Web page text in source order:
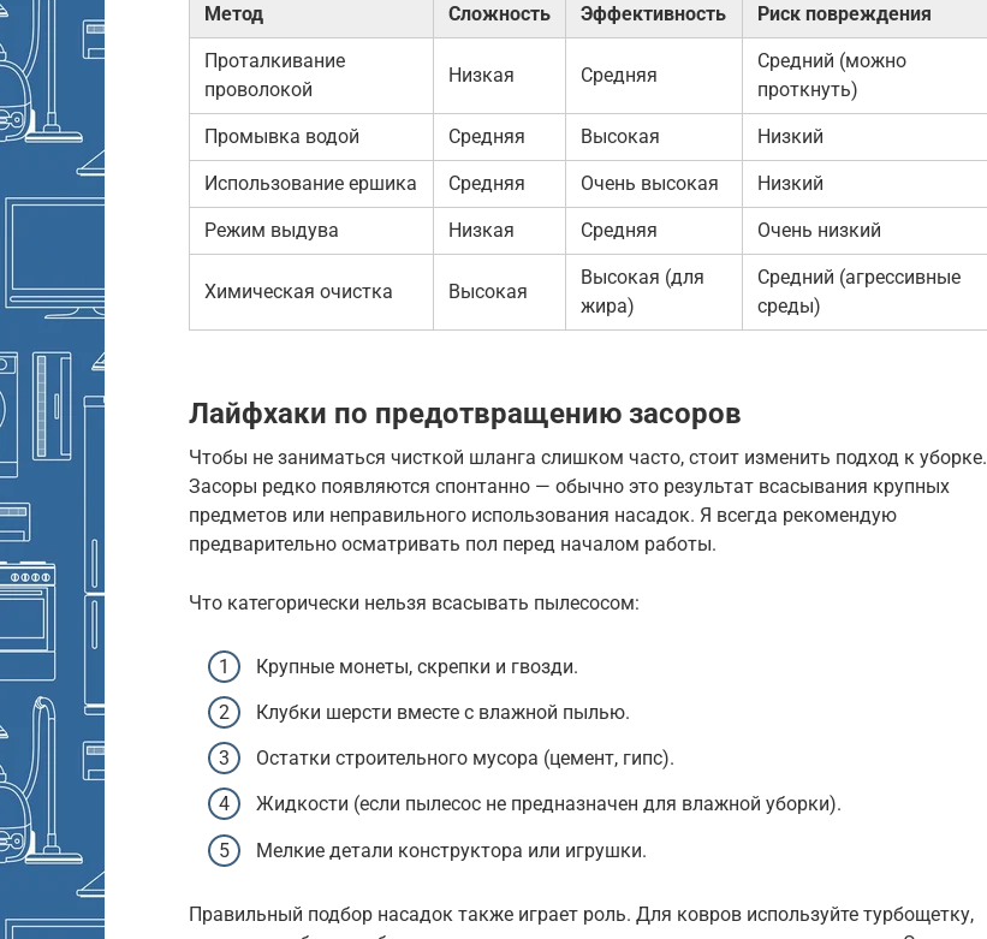
Метод Сложность Эффективность Риск повреждения
Проталкивание
проволокой
Низкая Средняя
Средний (можно
проткнуть)
Промывка водой Средняя Высокая Низкий
Использование ершика Средняя Очень высокая Низкий
Режим выдува Низкая Средняя Очень низкий
Химическая очистка Высокая
Высокая (для
жира)
Средний (агрессивные
среды)
Лайфхаки по предотвращению засоров
Чтобы не заниматься чисткой шланга слишком часто, стоит изменить подход к уборке.
Засоры редко появляются спонтанно — обычно это результат всасывания крупных
предметов или неправильного использования насадок. Я всегда рекомендую
предварительно осматривать пол перед началом работы.
Что категорически нельзя всасывать пылесосом:
Крупные монеты, скрепки и гвозди.
Клубки шерсти вместе с влажной пылью.
Остатки строительного мусора (цемент, гипс).
Жидкости (если пылесос не предназначен для влажной уборки).
Мелкие детали конструктора или игрушки.
Правильный подбор насадок также играет роль. Для ковров используйте турбощетку,